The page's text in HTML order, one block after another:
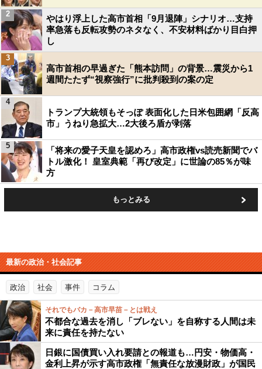
やはり浮上した高市首相「9月退陣」シナリオ…支持
率急落も反転攻勢のネタなく、不安材料ばかり目白押
し
2
高市首相の早過ぎた「熊本訪問」の背景…震災から1
週間たたず“視察強行”に批判殺到の案の定
3
トランプ大統領もそっぽ 表面化した日米包囲網「反高
市」うねり急拡大…2大後ろ盾が剥落
4
「将来の愛子天皇を認めろ」高市政権vs読売新聞でバ
トル激化！ 皇室典範「再び改定」に世論の85％が味
方
5
もっとみる
最新の政治・社会記事
政治 社会 事件 コラム
それでもバカ－高市早苗－とは戦え
不都合な過去を消し「ブレない」を自称する人間は未
来に責任を持たない
日銀に国債買い入れ要請との報道も…円安・物価高・
金利上昇が示す高市政権「無責任な放漫財政」が国民